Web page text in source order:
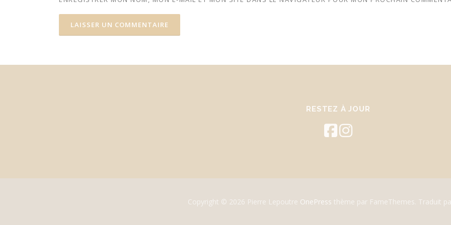
RESTEZ À JOUR
Copyright © 2026 Pierre Lepoutre OnePress thème par FameThemes. Traduit